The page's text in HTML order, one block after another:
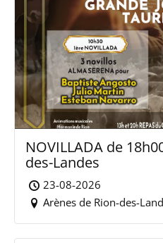
NOVILLADA de
des-Landes
23-08-2026
Arènes de Rion-des-